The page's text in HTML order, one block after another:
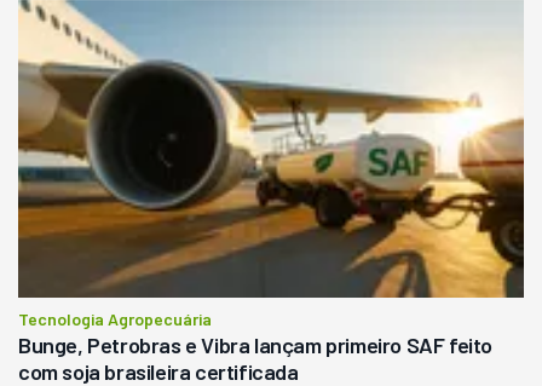
Tecnologia Agropecuária
Bunge, Petrobras e Vibra lançam primeiro SAF feito
com soja brasileira certificada